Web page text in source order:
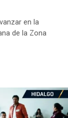
en la
de la Zona